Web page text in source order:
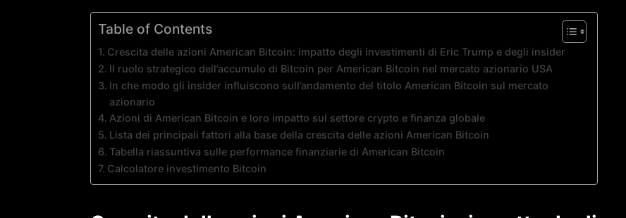
Table of Contents
Crescita delle azioni American Bitcoin: impatto degli investimenti di Eric Trump e degli insider
Il ruolo strategico dell’accumulo di Bitcoin per American Bitcoin nel mercato azionario USA
In che modo gli insider influiscono sull’andamento del titolo American Bitcoin sul mercato
azionario
Azioni di American Bitcoin e loro impatto sul settore crypto e finanza globale
Lista dei principali fattori alla base della crescita delle azioni American Bitcoin
Tabella riassuntiva sulle performance finanziarie di American Bitcoin
Calcolatore investimento Bitcoin